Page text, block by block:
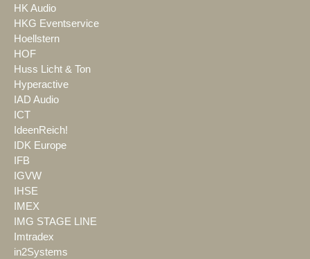
HK Audio
HKG Eventservice
Hoellstern
HOF
Huss Licht & Ton
Hyperactive
IAD Audio
ICT
IdeenReich!
IDK Europe
IFB
IGVW
IHSE
IMEX
IMG STAGE LINE
Imtradex
in2Systems